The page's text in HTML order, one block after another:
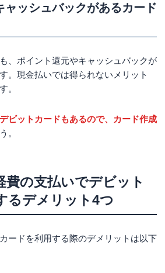
ャッシュバックがあるカード
、ポイント還元やキャッシュバックが
。現金払いでは得られないメリット
。
ビットカードもあるので、カード作成
。
費の支払いでデビット
るデメリット4つ
ードを利用する際のデメリットは以下